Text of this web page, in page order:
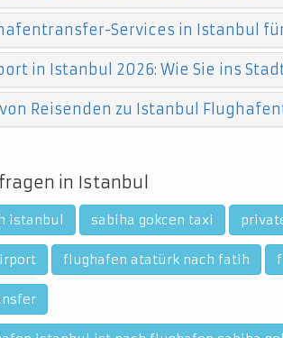
Services in Istanbul
in Istanbul 2026: Wie Sie ins
Reisenden zu Istanbul
in Istanbul
istanbul sabiha gokcen taxi
flughafen atatürk nach fatih